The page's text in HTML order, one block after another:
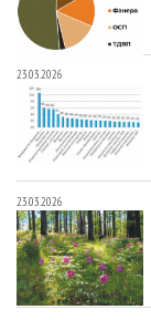
23.03.2026
23.03.2026